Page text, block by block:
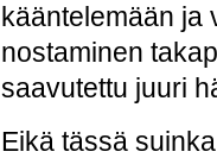
kääntelemään ja
nostaminen
saavutettu juuri
Eikä tässä